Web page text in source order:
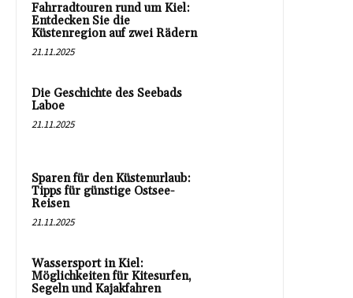
Fahrradtouren rund um Kiel:
Entdecken Sie die
Küstenregion auf zwei Rädern
21.11.2025
Die Geschichte des Seebads
Laboe
21.11.2025
Sparen für den Küstenurlaub:
Tipps für günstige Ostsee-
Reisen
21.11.2025
Wassersport in Kiel:
Möglichkeiten für Kitesurfen,
Segeln und Kajakfahren